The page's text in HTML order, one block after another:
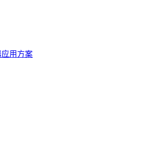
用方案